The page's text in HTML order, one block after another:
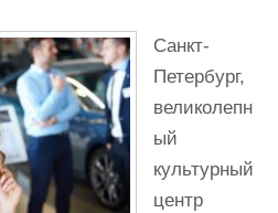
Санкт-
Петербург,
великолепн
ый
культурный
центр